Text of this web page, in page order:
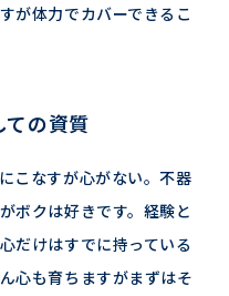
が体力でカバーできるこ
の資質
こなすが心がない。不器
ボクは好きです。経験と
だけはすでに持っている
心も育ちますがまずはそ